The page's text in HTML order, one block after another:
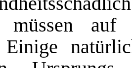
müssen auf
Einige